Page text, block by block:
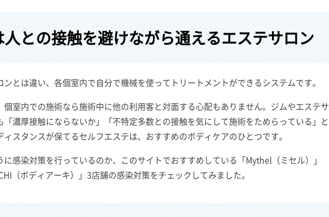
との接触を避けながら通えるエステサロン
とは違い、各個室内で自分で機械を使ってトリートメントができるシステムです。
室内での施術なら施術中に他の利用客と対面する心配もありません。ジムやエステサ
濃厚接触にならないか」「不特定多数との接触を気にして施術をためらっている」と
スタンスが保てるセルフエステは、おすすめのボディケアのひとつです。
感染対策を行っているのか、このサイトでおすすめしている「Mythel（ミセル）」
（ボディアーキ）」3店舗の感染対策をチェックしてみました。